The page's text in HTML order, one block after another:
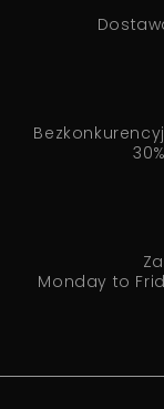
Monday to